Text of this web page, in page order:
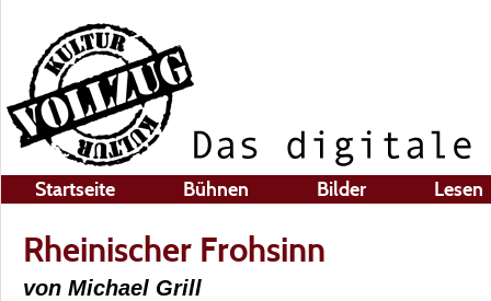
Startseite Bühnen Bilder Lesen
Rheinischer Frohsinn
von Michael Grill